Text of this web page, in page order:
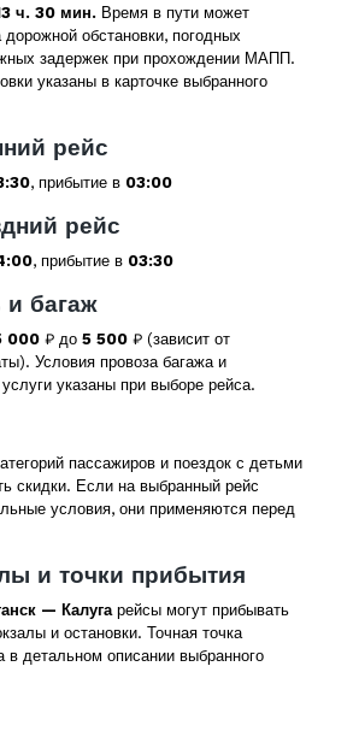
ч. 30 мин. Время в пути может
дорожной обстановки, погодных
задержек при прохождении МАПП.
указаны в карточке выбранного
рейс
, прибытие в 03:00
рейс
, прибытие в 03:30
багаж
000 ₽ до 5 500 ₽ (зависит от
Условия провоза багажа и
указаны при выборе рейса.
пассажиров и поездок с детьми
скидки. Если на выбранный рейс
условия, они применяются перед
и точки прибытия
— Калугарейсы могут прибывать
и остановки. Точная точка
в детальном описании выбранного